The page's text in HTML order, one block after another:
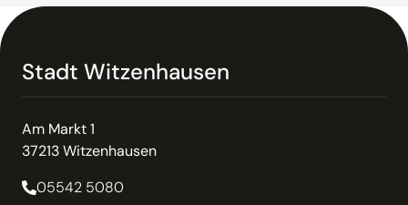
Stadt Witzenhausen
Am Markt 1
37213 Witzenhausen
05542 5080